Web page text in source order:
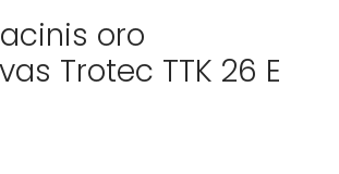
oro
Trotec TTK 26 E